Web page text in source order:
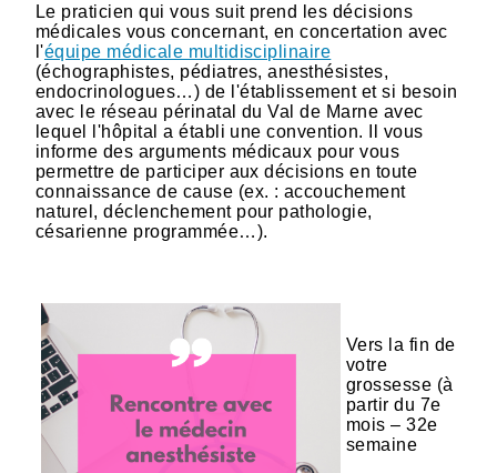
Le praticien qui vous suit prend les décisions
médicales vous concernant, en concertation avec
l'équipe médicale multidisciplinaire
(échographistes, pédiatres, anesthésistes,
endocrinologues…) de l'établissement et si besoin
avec le réseau périnatal du Val de Marne avec
lequel l'hôpital a établi une convention. Il vous
informe des arguments médicaux pour vous
permettre de participer aux décisions en toute
connaissance de cause (ex. : accouchement
naturel, déclenchement pour pathologie,
césarienne programmée…).
Vers la fin de
votre
grossesse (à
partir du 7e
mois – 32e
semaine